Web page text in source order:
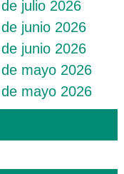
julio 2026
junio 2026
junio 2026
mayo 2026
mayo 2026